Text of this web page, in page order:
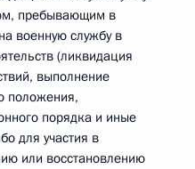
пребывающим в
военную службу в
(ликвидация
выполнение
положения,
порядка и иные
для участия в
или восстановлению